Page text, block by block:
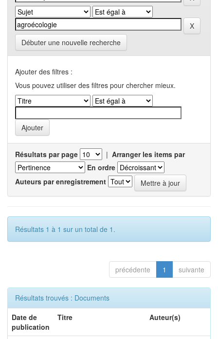
Débuter une nouvelle recherche
Ajouter des filtres :
Vous pouvez utiliser des filtres pour chercher mieux.
Résultats par page | Arranger les items par
En ordre
Auteurs par enregistrement
Résultats 1 à 1 sur un total de 1.
précédente 1 suivante
Résultats trouvés : Documents
Date de
publication
Titre Auteur(s)